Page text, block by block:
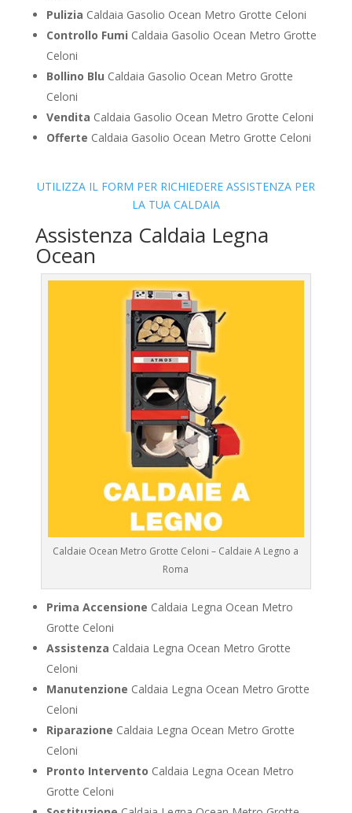
Pulizia Caldaia Gasolio Ocean Metro Grotte Celoni
Controllo Fumi Caldaia Gasolio Ocean Metro Grotte
Celoni
Bollino Blu Caldaia Gasolio Ocean Metro Grotte
Celoni
Vendita Caldaia Gasolio Ocean Metro Grotte Celoni
Offerte Caldaia Gasolio Ocean Metro Grotte Celoni
UTILIZZA IL FORM PER RICHIEDERE ASSISTENZA PER
LA TUA CALDAIA
Assistenza Caldaia Legna
Ocean
Caldaie Ocean Metro Grotte Celoni – Caldaie A Legno a
Roma
Prima Accensione Caldaia Legna Ocean Metro
Grotte Celoni
Assistenza Caldaia Legna Ocean Metro Grotte
Celoni
Manutenzione Caldaia Legna Ocean Metro Grotte
Celoni
Riparazione Caldaia Legna Ocean Metro Grotte
Celoni
Pronto Intervento Caldaia Legna Ocean Metro
Grotte Celoni